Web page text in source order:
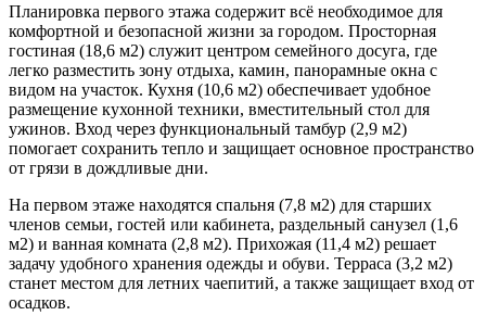
Планировка первого этажа содержит всё необходимое для
комфортной и безопасной жизни за городом. Просторная
гостиная (18,6 м2) служит центром семейного досуга, где
легко разместить зону отдыха, камин, панорамные окна с
видом на участок. Кухня (10,6 м2) обеспечивает удобное
размещение кухонной техники, вместительный стол для
ужинов. Вход через функциональный тамбур (2,9 м2)
помогает сохранить тепло и защищает основное пространство
от грязи в дождливые дни.
На первом этаже находятся спальня (7,8 м2) для старших
членов семьи, гостей или кабинета, раздельный санузел (1,6
м2) и ванная комната (2,8 м2). Прихожая (11,4 м2) решает
задачу удобного хранения одежды и обуви. Терраса (3,2 м2)
станет местом для летних чаепитий, а также защищает вход от
осадков.